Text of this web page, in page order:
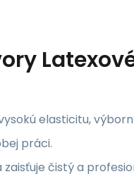
elasticitu,
práci.
čistý a